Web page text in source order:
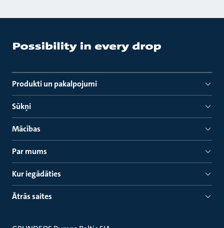
Produkti un pakalpojumi
Sūkņi
Mācības
Par mums
Kur iegādāties
Ātrās saites